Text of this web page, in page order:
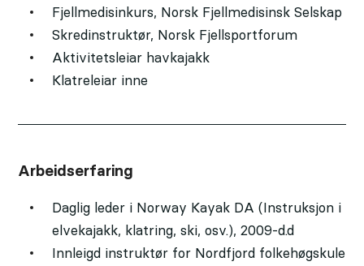
Fjellmedisinkurs, Norsk Fjellmedisinsk Selskap
Skredinstruktør, Norsk Fjellsportforum
Aktivitetsleiar havkajakk
Klatreleiar inne
Arbeidserfaring
Daglig leder i Norway Kayak DA (Instruksjon i
elvekajakk, klatring, ski, osv.), 2009-d.d
Innleigd instruktør for Nordfjord folkehøgskule